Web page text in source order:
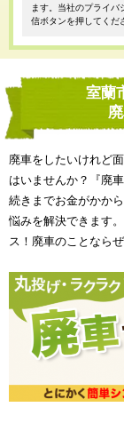
ます。当社のプライバ
信ボタンを押してくだ
室蘭
廃車をしたいけれど
はいませんか？『廃
続きまでお金がかか
悩みを解決できます
ス！廃車のことなら